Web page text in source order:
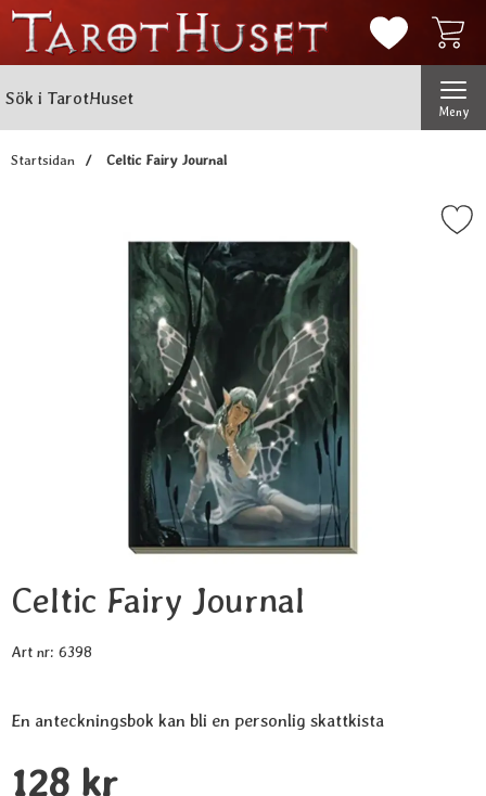
Mina
Meny
Startsidan Celtic Fairy Journal
Markera celtic Fairy
Celtic Fairy Journal
Art nr: 6398
En anteckningsbok kan bli en personlig skattkista
pris
128 kr